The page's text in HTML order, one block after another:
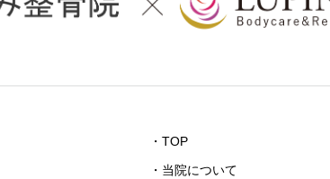
・TOP
・当院について